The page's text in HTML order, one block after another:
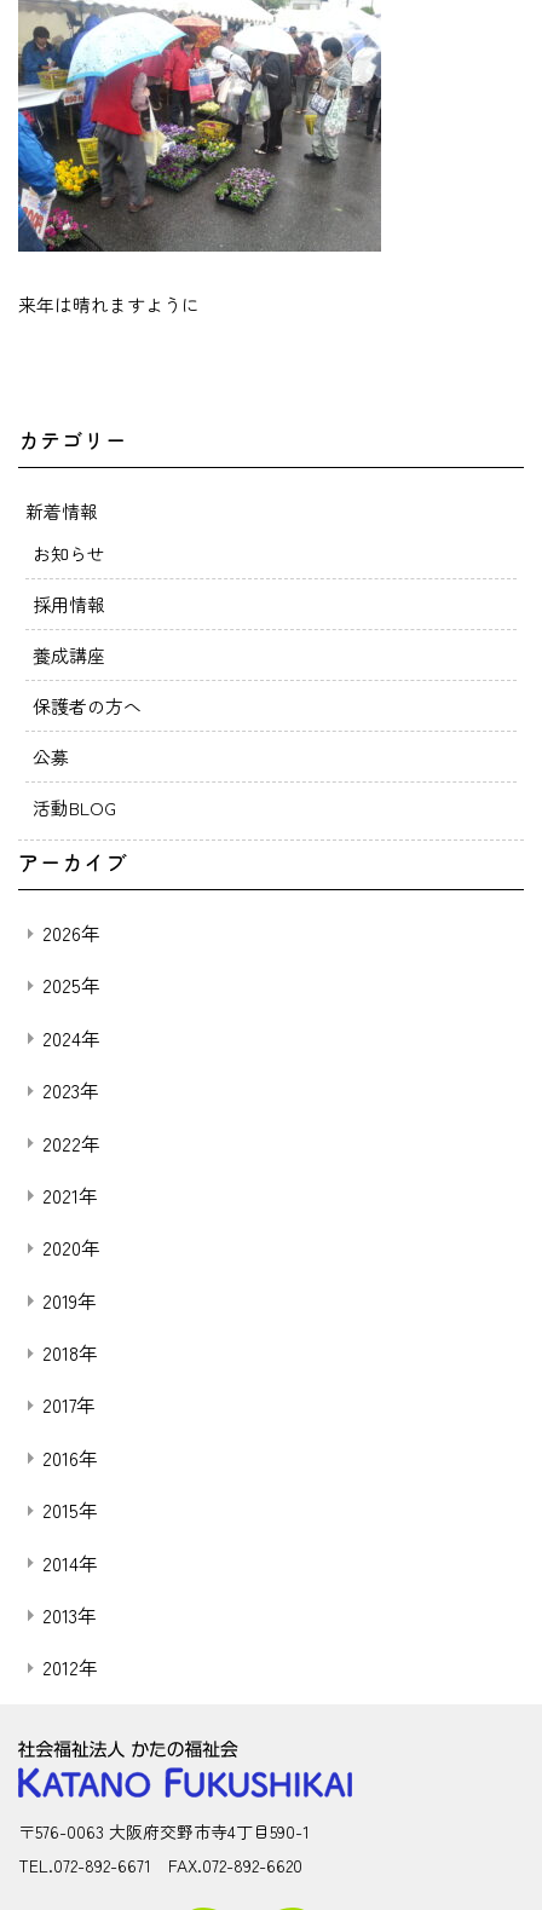
来年は晴れますように
カテゴリー
新着情報
お知らせ
採用情報
養成講座
保護者の方へ
公募
活動BLOG
アーカイブ
2026年
2025年
2024年
2023年
2022年
2021年
2020年
2019年
2018年
2017年
2016年
2015年
2014年
2013年
2012年
〒576-0063 大阪府交野市寺4丁目590-1
TEL.072-892-6671 FAX.072-892-6620